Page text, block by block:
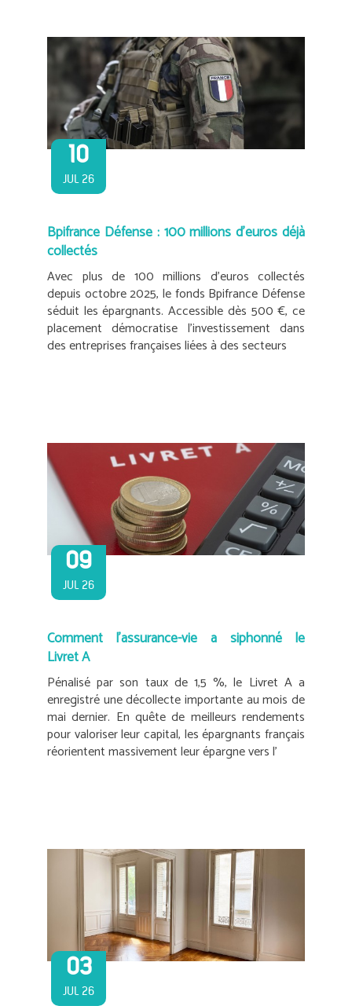
10
JUL 26
Bpifrance Défense : 100 millions d’euros déjà
collectés
Avec plus de 100 millions d’euros collectés
depuis octobre 2025, le fonds Bpifrance Défense
séduit les épargnants. Accessible dès 500 €, ce
placement démocratise l’investissement dans
des entreprises françaises liées à des secteurs
09
JUL 26
Comment l’assurance-vie a siphonné le
Livret A
Pénalisé par son taux de 1,5 %, le Livret A a
enregistré une décollecte importante au mois de
mai dernier. En quête de meilleurs rendements
pour valoriser leur capital, les épargnants français
réorientent massivement leur épargne vers l’
03
JUL 26